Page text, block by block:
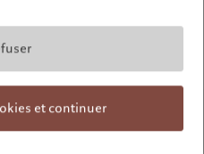
repose sur trois
présentant un plan de
et continuer